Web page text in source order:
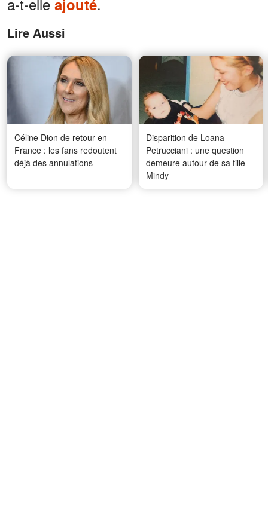
Lire Aussi
Céline Dion de retour en
France : les fans redoutent
déjà des annulations
Disparition de Loana
Petrucciani : une question
demeure autour de sa fille
Mindy